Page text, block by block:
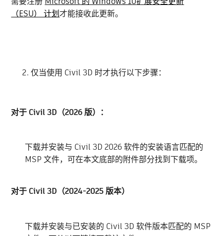
（ESU） 计划才能接收此更新。
仅当使用 Civil 3D 时才执行以下步骤：
对于 Civil 3D（2026 版）：
下载并安装与 Civil 3D 2026 软件的安装语言匹配的
MSP 文件，可在本文底部的附件部分找到下载项。
对于 Civil 3D（2024-2025 版本）
下载并安装与已安装的 Civil 3D 软件版本匹配的 MSP